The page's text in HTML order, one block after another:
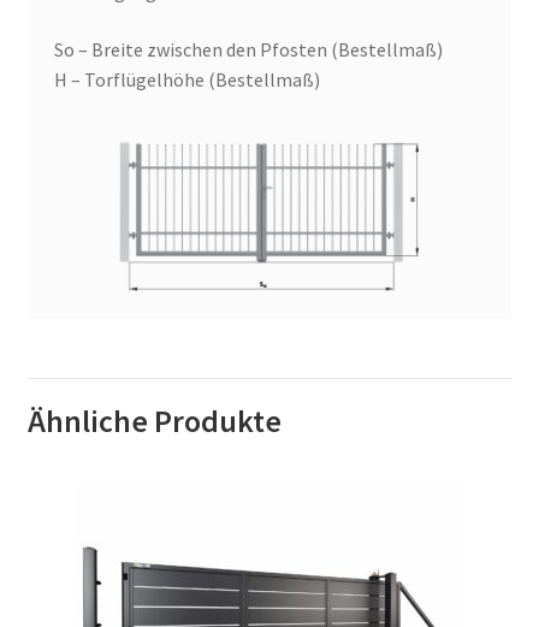
So – Breite zwischen den Pfosten (Bestellmaß)
H – Torflügelhöhe (Bestellmaß)
Ähnliche Produkte